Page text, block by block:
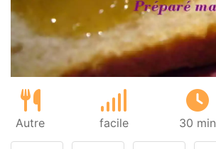
Autre facile 30 min